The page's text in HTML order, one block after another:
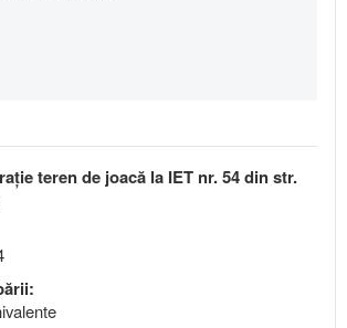
teren de joacă la IET nr. 54 din str.